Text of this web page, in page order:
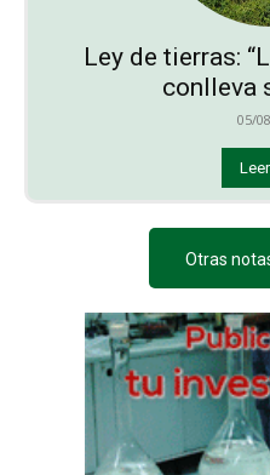
Ley de tierras:
conlleva
05/
Otras